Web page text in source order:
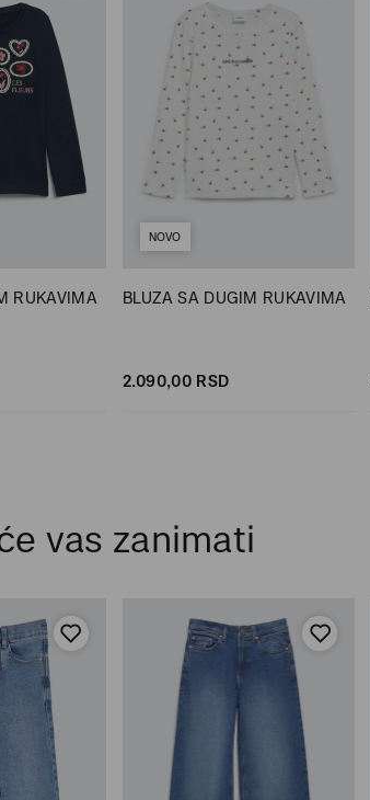
RUKAVIMA
NOVO
BLUZA SA DUGIM RUKAVIMA
2.090,00 RSD
vas zanimati